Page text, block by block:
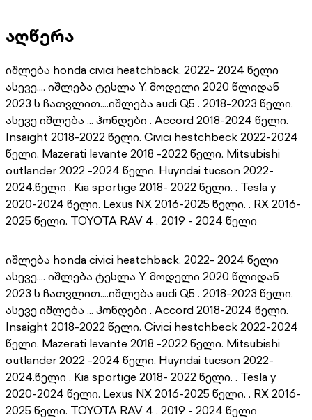
აღწერა
იშლება honda civici heatchback. 2022- 2024 წელი
ასევე.... იშლება ტესლა Y. მოდელი 2020 წლიდან
2023 ს ჩათვლით....იშლება audi Q5 . 2018-2023 წელი.
ასევე იშლება ... ჰონდები . Accord 2018-2024 წელი.
Insaight 2018-2022 წელი. Civici hestchbeck 2022-2024
წელი. Mazerati levante 2018 -2022 წელი. Mitsubishi
outlander 2022 -2024 წელი. Huyndai tucson 2022-
2024.წელი . Kia sportige 2018- 2022 წელი. . Tesla y
2020-2024 წელი. Lexus NX 2016-2025 წელი. . RX 2016-
2025 წელი. TOYOTA RAV 4 . 2019 - 2024 წელი
იშლება honda civici heatchback. 2022- 2024 წელი
ასევე.... იშლება ტესლა Y. მოდელი 2020 წლიდან
2023 ს ჩათვლით....იშლება audi Q5 . 2018-2023 წელი.
ასევე იშლება ... ჰონდები . Accord 2018-2024 წელი.
Insaight 2018-2022 წელი. Civici hestchbeck 2022-2024
წელი. Mazerati levante 2018 -2022 წელი. Mitsubishi
outlander 2022 -2024 წელი. Huyndai tucson 2022-
2024.წელი . Kia sportige 2018- 2022 წელი. . Tesla y
2020-2024 წელი. Lexus NX 2016-2025 წელი. . RX 2016-
2025 წელი. TOYOTA RAV 4 . 2019 - 2024 წელი